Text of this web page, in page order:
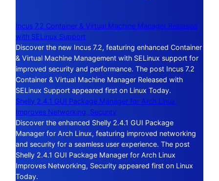
Incus 7.2 Container & Virtual Machine Manager Released
with SELinux Support
Discover the new Incus 7.2, featuring enhanced Container
& Virtual Machine Management with SELinux support for
improved security and performance. The post Incus 7.2
Container & Virtual Machine Manager Released with
SELinux Support appeared first on Linux Today.
Shelly 2.4.1 GUI Package Manager for Arch Linux
Improves Networking, Security
Discover the enhanced Shelly 2.4.1 GUI Package
Manager for Arch Linux, featuring improved networking
and security for a seamless user experience. The post
Shelly 2.4.1 GUI Package Manager for Arch Linux
Improves Networking, Security appeared first on Linux
Today.